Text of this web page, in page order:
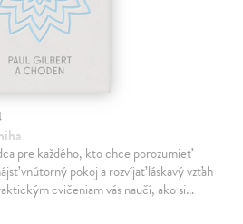
pre každého, kto chce porozumieť
vnútorný pokoj a rozvíjať láskavý vzťah
cvičeniam vás naučí, ako si…